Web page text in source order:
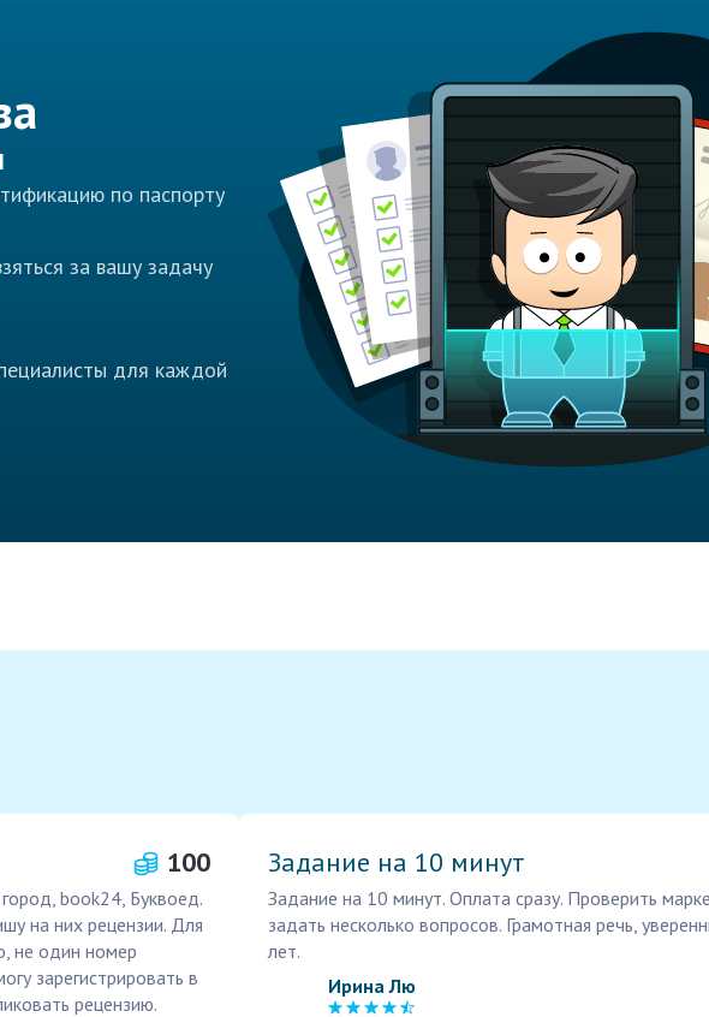
по паспорту
за вашу задачу
для каждой
100
book24, Буквоед.
на них рецензии. Для
не один номер
зарегистрировать в
рецензию.
Задание на 10 минут
Задание на 10 минут. Оплата сразу. Проверить
задать несколько вопросов. Грамотная речь,
лет.
Ирина Лю